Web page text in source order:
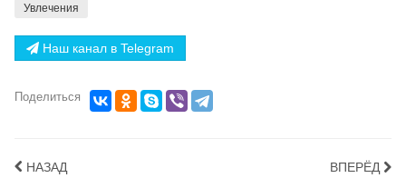
Увлечения
Наш канал в Telegram
Поделиться
НАЗАД ВПЕРЁД